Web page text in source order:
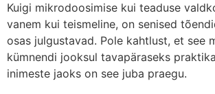
Kuigi mikrodoosimise kui teaduse
vanem kui teismeline, on senised
osas julgustavad. Pole kahtlust, et see
kümnendi jooksul tavapäraseks
inimeste jaoks on see juba praegu.